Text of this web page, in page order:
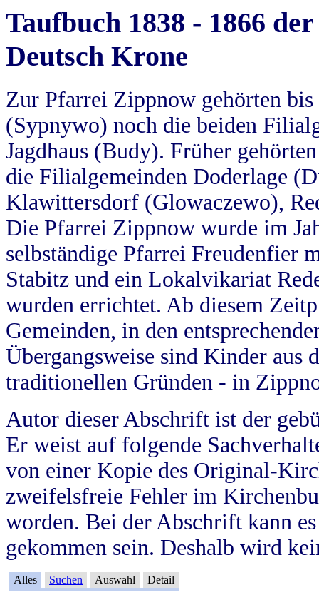
Taufbuch 1838 - 1866
Deutsch Krone
Zur Pfarrei Zippnow gehörten
(Sypnywo) noch die beiden
Jagdhaus (Budy). Früher
die Filialgemeinden Doderlage
Klawittersdorf (Glowaczewo),
Die Pfarrei Zippnow wurde im
selbständige Pfarrei Freudenfier
Stabitz und ein Lokalvikariat
wurden errichtet. Ab diesem
Gemeinden, in den
Übergangsweise sind Kinder aus
traditionellen Gründen - in
Autor dieser Abschrift ist der
Er weist auf folgende
von einer Kopie des Original-
zweifelsfreie Fehler im
worden. Bei der Abschrift kann
gekommen sein. Deshalb wird
Alles Suchen Auswahl Detail